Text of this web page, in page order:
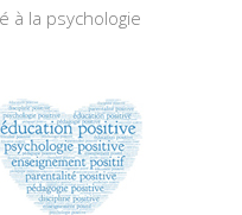
à la psychologie